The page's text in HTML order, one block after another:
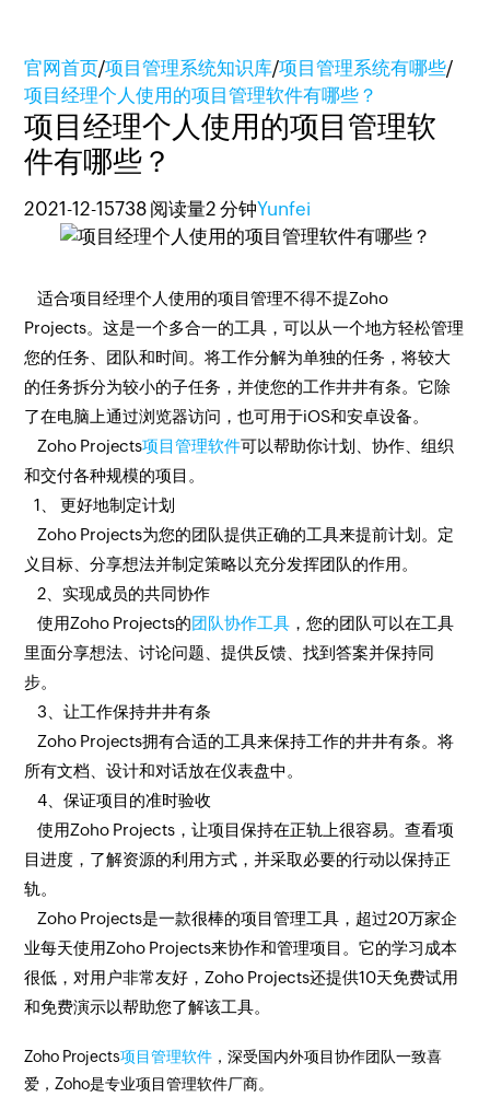
官网首页/项目管理系统知识库/项目管理系统有哪些/
项目经理个人使用的项目管理软件有哪些？
项目经理个人使用的项目管理软
件有哪些？
2021-12-15738 阅读量2 分钟Yunfei
适合项目经理个人使用的项目管理不得不提Zoho
Projects。这是一个多合一的工具，可以从一个地方轻松管理
您的任务、团队和时间。将工作分解为单独的任务，将较大
的任务拆分为较小的子任务，并使您的工作井井有条。它除
了在电脑上通过浏览器访问，也可用于iOS和安卓设备。
Zoho Projects项目管理软件可以帮助你计划、协作、组织
和交付各种规模的项目。
1、 更好地制定计划
Zoho Projects为您的团队提供正确的工具来提前计划。定
义目标、分享想法并制定策略以充分发挥团队的作用。
2、实现成员的共同协作
使用Zoho Projects的团队协作工具 ，您的团队可以在工具
里面分享想法、讨论问题、提供反馈、找到答案并保持同
步。
3、让工作保持井井有条
Zoho Projects拥有合适的工具来保持工作的井井有条。将
所有文档、设计和对话放在仪表盘中。
4、保证项目的准时验收
使用Zoho Projects，让项目保持在正轨上很容易。查看项
目进度，了解资源的利用方式，并采取必要的行动以保持正
轨。
Zoho Projects是一款很棒的项目管理工具，超过20万家企
业每天使用Zoho Projects来协作和管理项目。它的学习成本
很低，对用户非常友好，Zoho Projects还提供10天免费试用
和免费演示以帮助您了解该工具。
Zoho Projects项目管理软件 ，深受国内外项目协作团队一致喜
爱，Zoho是专业项目管理软件厂商。